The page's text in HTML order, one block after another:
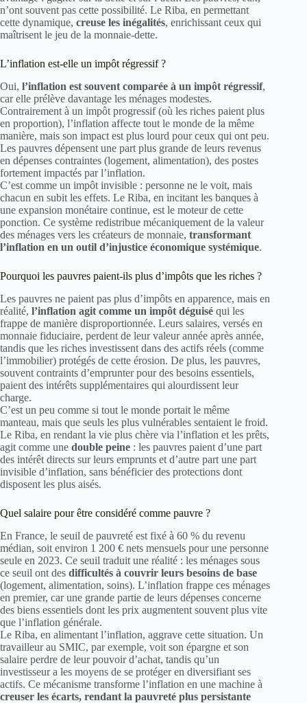
n’ont souvent pas cette possibilité. Le Riba, en permettant
cette dynamique, creuse les inégalités, enrichissant ceux qui
maîtrisent le jeu de la monnaie-dette.
L’inflation est-elle un impôt régressif ?
Oui, l’inflation est souvent comparée à un impôt régressif,
car elle prélève davantage les ménages modestes.
Contrairement à un impôt progressif (où les riches paient plus
en proportion), l’inflation affecte tout le monde de la même
manière, mais son impact est plus lourd pour ceux qui ont peu.
Les pauvres dépensent une part plus grande de leurs revenus
en dépenses contraintes (logement, alimentation), des postes
fortement impactés par l’inflation.
C’est comme un impôt invisible : personne ne le voit, mais
chacun en subit les effets. Le Riba, en incitant les banques à
une expansion monétaire continue, est le moteur de cette
ponction. Ce système redistribue mécaniquement de la valeur
des ménages vers les créateurs de monnaie, transformant
l’inflation en un outil d’injustice économique systémique.
Pourquoi les pauvres paient-ils plus d’impôts que les riches ?
Les pauvres ne paient pas plus d’impôts en apparence, mais en
réalité, l’inflation agit comme un impôt déguisé qui les
frappe de manière disproportionnée. Leurs salaires, versés en
monnaie fiduciaire, perdent de leur valeur année après année,
tandis que les riches investissent dans des actifs réels (comme
l’immobilier) protégés de cette érosion. De plus, les pauvres,
souvent contraints d’emprunter pour des besoins essentiels,
paient des intérêts supplémentaires qui alourdissent leur
charge.
C’est un peu comme si tout le monde portait le même
manteau, mais que seuls les plus vulnérables sentaient le froid.
Le Riba, en rendant la vie plus chère via l’inflation et les prêts,
agit comme une double peine : les pauvres paient d’une part
des intérêt directs sur leurs emprunts et d’autre part une part
invisible d’inflation, sans bénéficier des protections dont
disposent les plus aisés.
Quel salaire pour être considéré comme pauvre ?
En France, le seuil de pauvreté est fixé à 60 % du revenu
médian, soit environ 1 200 € nets mensuels pour une personne
seule en 2023. Ce seuil traduit une réalité : les ménages sous
ce seuil ont des difficultés à couvrir leurs besoins de base
(logement, alimentation, soins). L’inflation frappe ces ménages
en premier, car une grande partie de leurs dépenses concerne
des biens essentiels dont les prix augmentent souvent plus vite
que l’inflation générale.
Le Riba, en alimentant l’inflation, aggrave cette situation. Un
travailleur au SMIC, par exemple, voit son épargne et son
salaire perdre de leur pouvoir d’achat, tandis qu’un
investisseur a les moyens de se protéger en diversifiant ses
actifs. Ce mécanisme transforme l’inflation en une machine à
creuser les écarts, rendant la pauvreté plus persistante